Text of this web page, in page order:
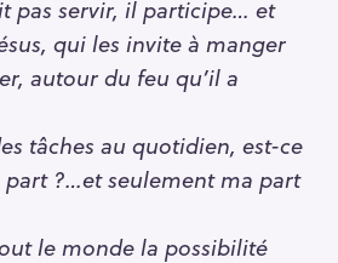
pas servir, il participe… et
qui les invite à manger
autour du feu qu’il a
tâches au quotidien, est-ce
?…et seulement ma part
le monde la possibilité